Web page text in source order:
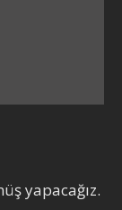
yapacağız.